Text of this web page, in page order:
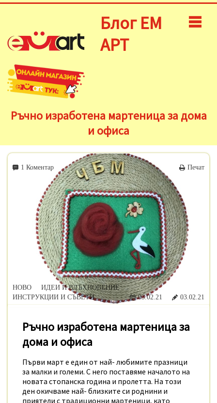
Блог ЕМ
АРТ
Ръчно изработена мартеница за дома
и офиса
1 Коментар Печат
НОВО
ИДЕИ И ВДЪХНОВЕНИЕ
ИНСТРУКЦИИ И СЪВЕТИ
03.02.21
03.02.21
Ръчно изработена мартеница за
дома и офиса
Първи март е един от най- любимите празници
за малки и големи. С него поставяме началото на
новата стопанска година и пролетта. На този
ден окичваме най- близките си роднини и
приятели с традиционни мартеници, като